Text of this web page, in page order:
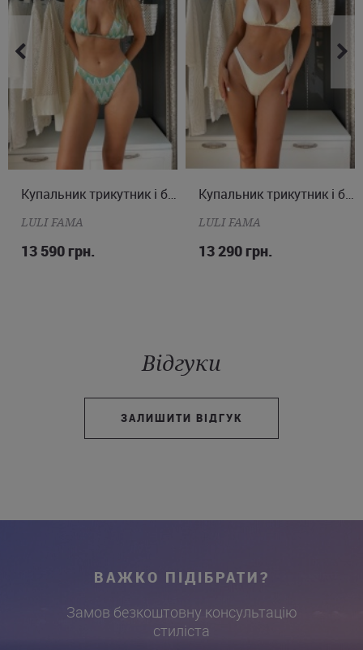
XS S M L Купальник трикутник і бразиліана
LULI FAMA
13 590 грн.
XS S M Купальник трикутник і бразиліана
LULI FAMA
13 290 грн.
Відгуки
ЗАЛИШИТИ ВІДГУК
ВАЖКО ПІДІБРАТИ?
Замов безкоштовну консультацію
стиліста